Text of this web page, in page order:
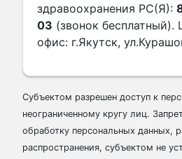
здравоохранения РС(Я):
03 (звонок бесплатный).
офис: г.Якутск,
Субъектом разрешен доступ к
неограниченному кругу лиц.
обработку персональных данных,
распространения, субъектом не